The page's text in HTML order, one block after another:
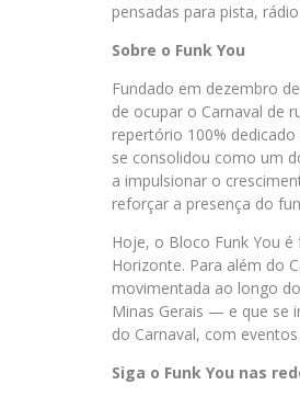
pensadas para pista,
Sobre o Funk You
Fundado em dezembro
de ocupar o Carnaval de
repertório 100%
se consolidou como um
a impulsionar o
reforçar a presença do
Hoje, o Bloco Funk You
Horizonte. Para além do
movimentada ao longo
Minas Gerais — e que se
do Carnaval, com
Siga o Funk You nas